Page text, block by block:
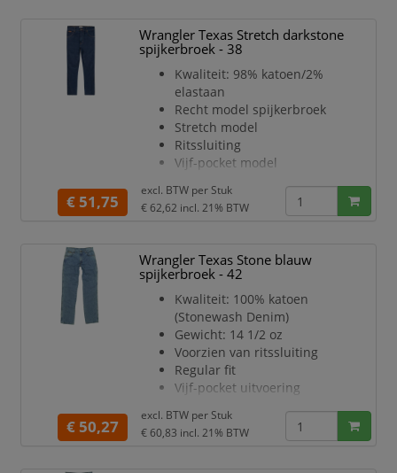
Wrangler Texas Stretch darkstone
spijkerbroek - 38
Kwaliteit: 98% katoen/2%
elastaan
Recht model spijkerbroek
Stretch model
Ritssluiting
Vijf-pocket model
€ 51,75
excl. BTW per Stuk
€ 62,62 incl. 21% BTW
Wrangler Texas Stone blauw
spijkerbroek - 42
Kwaliteit: 100% katoen
(Stonewash Denim)
Gewicht: 14 1/2 oz
Voorzien van ritssluiting
Regular fit
Vijf-pocket uitvoering
Optimale pasvorm
Kleur: blauw
€ 50,27
excl. BTW per Stuk
€ 60,83 incl. 21% BTW